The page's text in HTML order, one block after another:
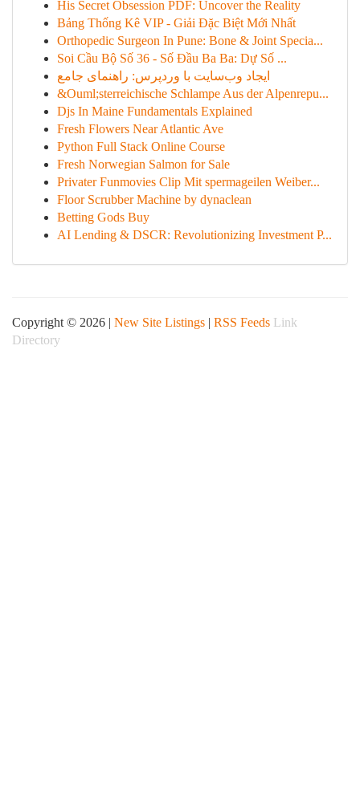
His Secret Obsession PDF: Uncover the Reality
Bảng Thống Kê VIP - Giải Đặc Biệt Mới Nhất
Orthopedic Surgeon In Pune: Bone & Joint Specia...
Soi Cầu Bộ Số 36 - Số Đầu Ba Ba: Dự Số ...
ایجاد وب‌سایت با وردپرس: راهنمای جامع
&Ouml;sterreichische Schlampe Aus der Alpenrepu...
Djs In Maine Fundamentals Explained
Fresh Flowers Near Atlantic Ave
Python Full Stack Online Course
Fresh Norwegian Salmon for Sale
Privater Funmovies Clip Mit spermageilen Weiber...
Floor Scrubber Machine by dynaclean
Betting Gods Buy
AI Lending & DSCR: Revolutionizing Investment P...
Copyright © 2026 | New Site Listings | RSS Feeds Link
Directory